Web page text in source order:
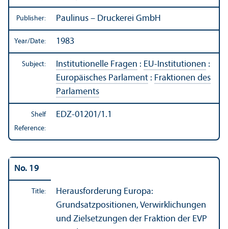
Publisher: Paulinus – Druckerei GmbH
Year/Date: 1983
Subject: Institutionelle Fragen : EU-Institutionen :
Europäisches Parlament : Fraktionen des
Parlaments
Shelf
Reference:
EDZ-01201/1.1
No. 19
Title:
Herausforderung Europa:
Grundsatzpositionen, Verwirklichungen
und Zielsetzungen der Fraktion der EVP